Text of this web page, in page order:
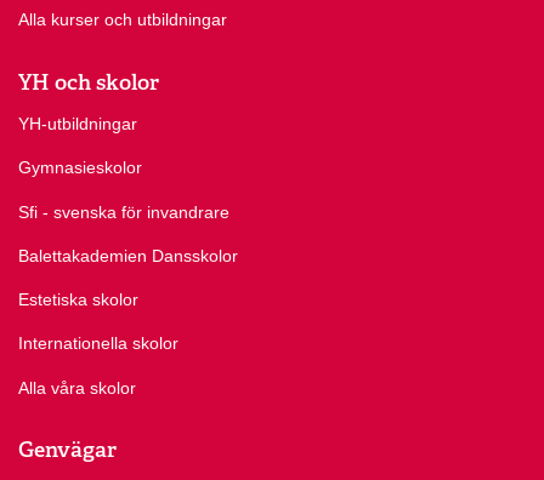
Alla kurser och utbildningar
YH och skolor
YH-utbildningar
Gymnasieskolor
Sfi - svenska för invandrare
Balettakademien Dansskolor
Estetiska skolor
Internationella skolor
Alla våra skolor
Genvägar